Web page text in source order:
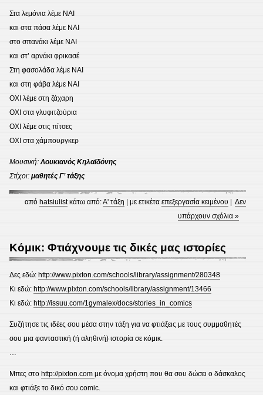
Στα λεμόνια λέμε ΝΑΙ
και στα πάσα λέμε ΝΑΙ
στο σπανάκι λέμε ΝΑΙ
και στ’ αρνάκι φρικασέ
Στη φασολάδα λέμε ΝΑΙ
και στη φάβα λέμε ΝΑΙ
ΟΧΙ λέμε στη ζάχαρη
ΟΧΙ στα γλυφιτζούρια
ΟΧΙ λέμε στις πίτσες
ΟΧΙ στα χάμπουργκερ
Μουσική:Λουκιανός Κηλαϊδόνης
Στίχοι: μαθητές Γ’ τάξης
από hatsiulistκάτω από:Α' τάξη | με ετικέταεπεξεργασία κειμένου |Δεν
υπάρχουν σχόλια »
Κόμικ: Φτιάχνουμε τις δικές μας ιστορίες
Δες εδώ: http://www.pixton.com/schools/library/assignment/280348
Κι εδώ: http://www.pixton.com/schools/library/assignment/13466
Κι εδώ: http://issuu.com/1gymalex/docs/stories_in_comics
Συζήτησε τις ιδέες σου μέσα στην τάξη για να φτιάξεις με τους συμμαθητές
σου μια φανταστική (ή αληθινή) ιστορία σε κόμικ.
…
Μπες στο http://pixton.com με όνομα χρήστη που θα σου δώσει ο δάσκαλος
και φτιάξε το δικό σου comic.